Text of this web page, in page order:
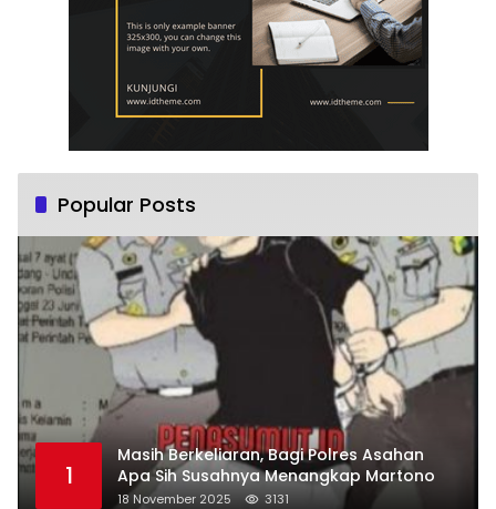
Popular Posts
1
Masih Berkeliaran, Bagi Polres Asahan
Apa Sih Susahnya Menangkap Martono
18 November 2025 3131